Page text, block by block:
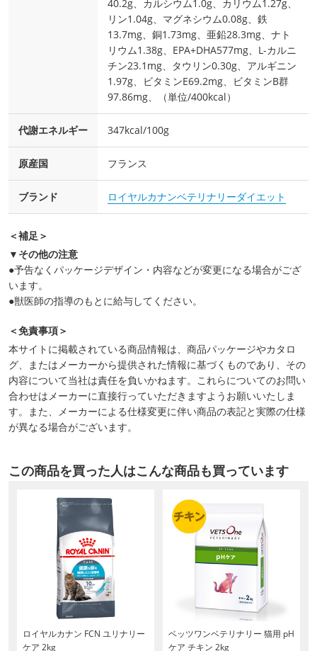
40.2g、カルシウム1.0g、カリウム1.27g、
リン1.04g、マグネシウム0.08g、鉄
13.7mg、銅1.73mg、亜鉛28.3mg、ナト
リウム1.38g、EPA+DHA577mg、L-カルニ
チン23.1mg、タウリン0.30g、アルギニン
1.97g、ビタミンE69.2mg、ビタミンB群
97.86mg、（単位/400kcal）
代謝エネルギー 347kcal/100g
原産国 フランス
ブランド ロイヤルカナンベテリナリーダイエット
＜補足＞
▼その他の注意
●予告なくパッケージデザイン・内容などが変更になる場合がござ
います。
●獣医師の指導のもとに給与してください。
＜免責事項＞
本サイトに掲載されている商品情報は、商品パッケージやカタロ
グ、またはメーカーから提供された情報に基づくものであり、その
内容について当社は責任を負いかねます。これらについてのお問い
合わせはメーカーに直接行っていただきますようお願いいたしま
す。また、メーカーによる仕様変更に伴い商品の表記と実際の仕様
が異なる場合がございます。
この商品を買った人はこんな商品も買っています
ロイヤルカナン FCN ユリナリー
ケア 2kg
ベッツワンベテリナリー 猫用 pH
ケア チキン 2kg